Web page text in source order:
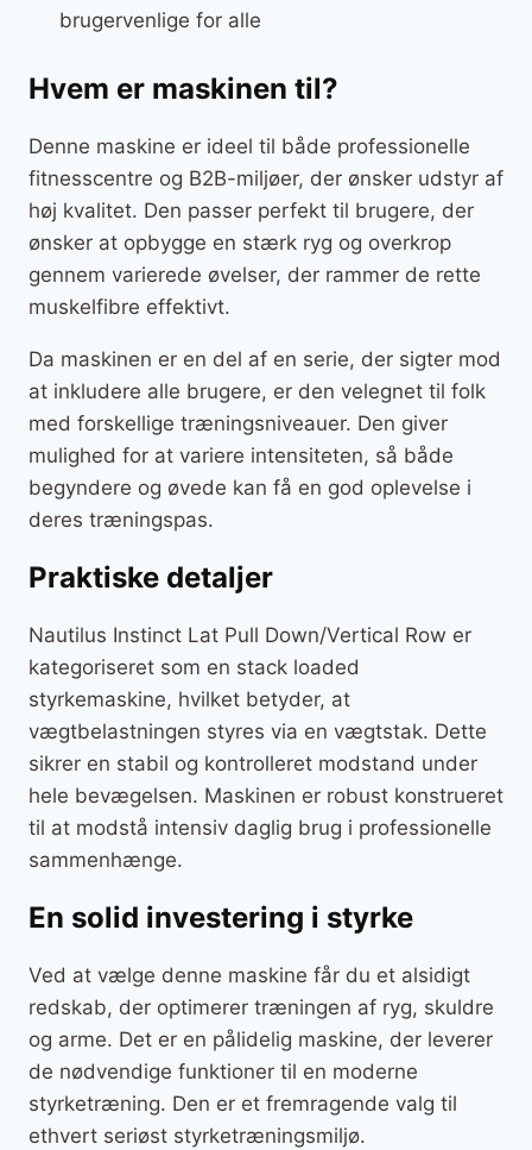
brugervenlige for alle
Hvem er maskinen til?
Denne maskine er ideel til både professionelle
fitnesscentre og B2B-miljøer, der ønsker udstyr af
høj kvalitet. Den passer perfekt til brugere, der
ønsker at opbygge en stærk ryg og overkrop
gennem varierede øvelser, der rammer de rette
muskelfibre effektivt.
Da maskinen er en del af en serie, der sigter mod
at inkludere alle brugere, er den velegnet til folk
med forskellige træningsniveauer. Den giver
mulighed for at variere intensiteten, så både
begyndere og øvede kan få en god oplevelse i
deres træningspas.
Praktiske detaljer
Nautilus Instinct Lat Pull Down/Vertical Row er
kategoriseret som en stack loaded
styrkemaskine, hvilket betyder, at
vægtbelastningen styres via en vægtstak. Dette
sikrer en stabil og kontrolleret modstand under
hele bevægelsen. Maskinen er robust konstrueret
til at modstå intensiv daglig brug i professionelle
sammenhænge.
En solid investering i styrke
Ved at vælge denne maskine får du et alsidigt
redskab, der optimerer træningen af ryg, skuldre
og arme. Det er en pålidelig maskine, der leverer
de nødvendige funktioner til en moderne
styrketræning. Den er et fremragende valg til
ethvert seriøst styrketræningsmiljø.